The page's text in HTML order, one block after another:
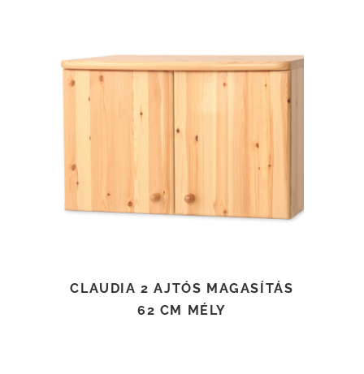
TOVÁBB OLVASOM
CLAUDIA 2 AJTÓS MAGASÍTÁS
62 CM MÉLY